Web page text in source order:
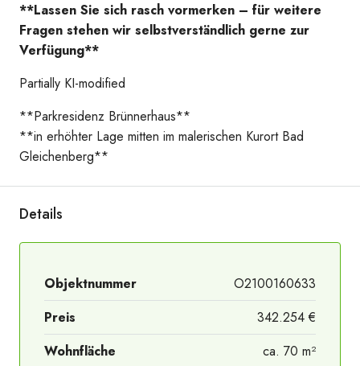
**Lassen Sie sich rasch vormerken – für weitere
Fragen stehen wir selbstverständlich gerne zur
Verfügung**
Partially KI-modified
**Parkresidenz Brünnerhaus**
**in erhöhter Lage mitten im malerischen Kurort Bad
Gleichenberg**
Details
Objektnummer
O2100160633
Preis
342.254 €
Wohnfläche
ca. 70 m²